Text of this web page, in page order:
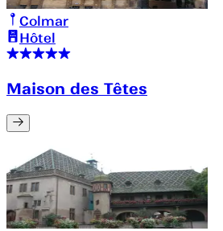
Colmar
Hôtel
Maison des Têtes